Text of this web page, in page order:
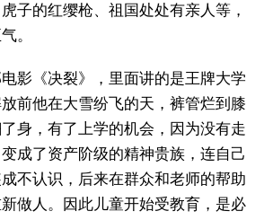
子的红缨枪、祖国处处有亲人等，
。
影《决裂》，里面讲的是王牌大学
前他在大雪纷飞的天，裤管烂到膝
身，有了上学的机会，因为没有走
成了资产阶级的精神贵族，连自己
不认识，后来在群众和老师的帮助
做人。因此儿童开始受教育，是必